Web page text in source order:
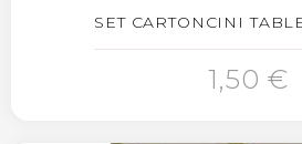
SET CARTONCINI
1,50 €